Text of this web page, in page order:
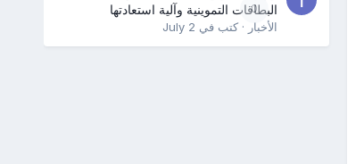
0
البطاقات التموينية وآلية استعادتها
الأخبار · كتب في July 2